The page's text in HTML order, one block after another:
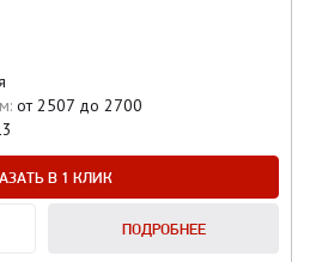
от 2507 до 2700
В 1 КЛИК
ПОДРОБНЕЕ